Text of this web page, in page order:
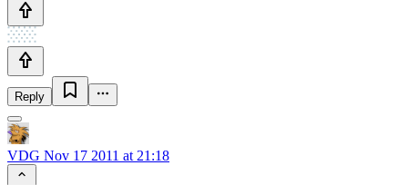
Reply
VDG Nov 17 2011 at 21:18